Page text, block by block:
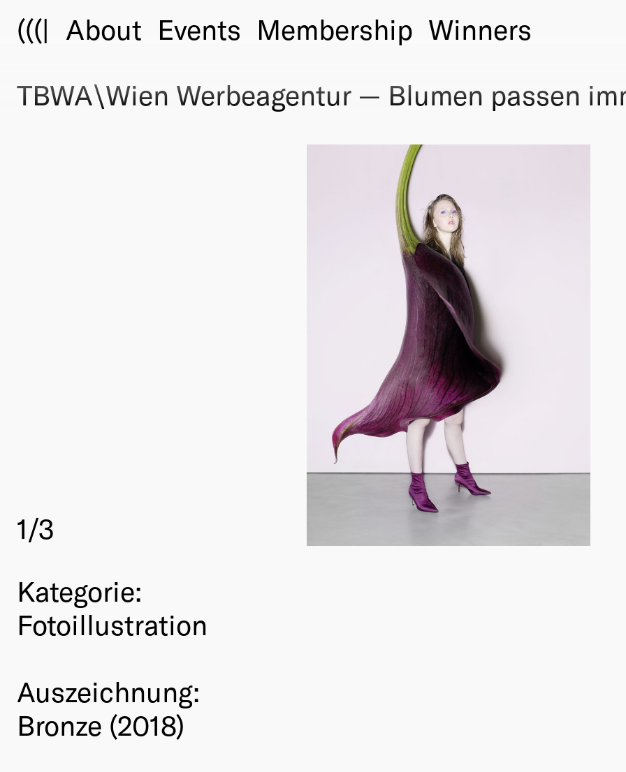
(((| About Events Membership Winners
TBWA\Wien Werbeagentur — Blumen passen
1/3
Kategorie:
Fotoillustration
Auszeichnung:
Bronze (2018)